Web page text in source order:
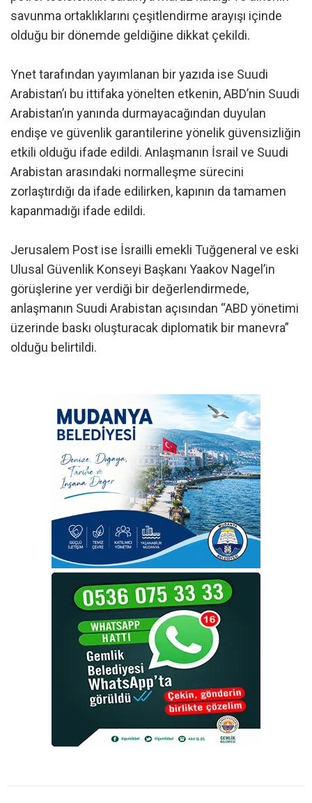
savunma ortaklıklarını çeşitlendirme arayışı içinde
olduğu bir dönemde geldiğine dikkat çekildi.
Ynet tarafından yayımlanan bir yazıda ise Suudi
Arabistan’ı bu ittifaka yönelten etkenin, ABD’nin Suudi
Arabistan’ın yanında durmayacağından duyulan
endişe ve güvenlik garantilerine yönelik güvensizliğin
etkili olduğu ifade edildi. Anlaşmanın İsrail ve Suudi
Arabistan arasındaki normalleşme sürecini
zorlaştırdığı da ifade edilirken, kapının da tamamen
kapanmadığı ifade edildi.
Jerusalem Post ise İsrailli emekli Tuğgeneral ve eski
Ulusal Güvenlik Konseyi Başkanı Yaakov Nagel’in
görüşlerine yer verdiği bir değerlendirmede,
anlaşmanın Suudi Arabistan açısından “ABD yönetimi
üzerinde baskı oluşturacak diplomatik bir manevra”
olduğu belirtildi.